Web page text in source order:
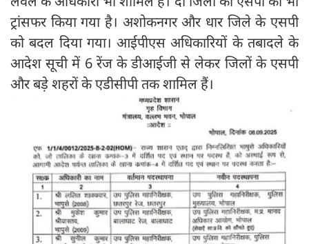
ट्रांसफर किया गया है। अशोकनगर और धार जिले के एसपी
को बदल दिया गया। आईपीएस अधिकारियों के तबादले के
आदेश सूची में 6 रेंज के डीआईजी से लेकर जिलों के एसपी
और बड़े शहरों के एडीसीपी तक शामिल हैं।